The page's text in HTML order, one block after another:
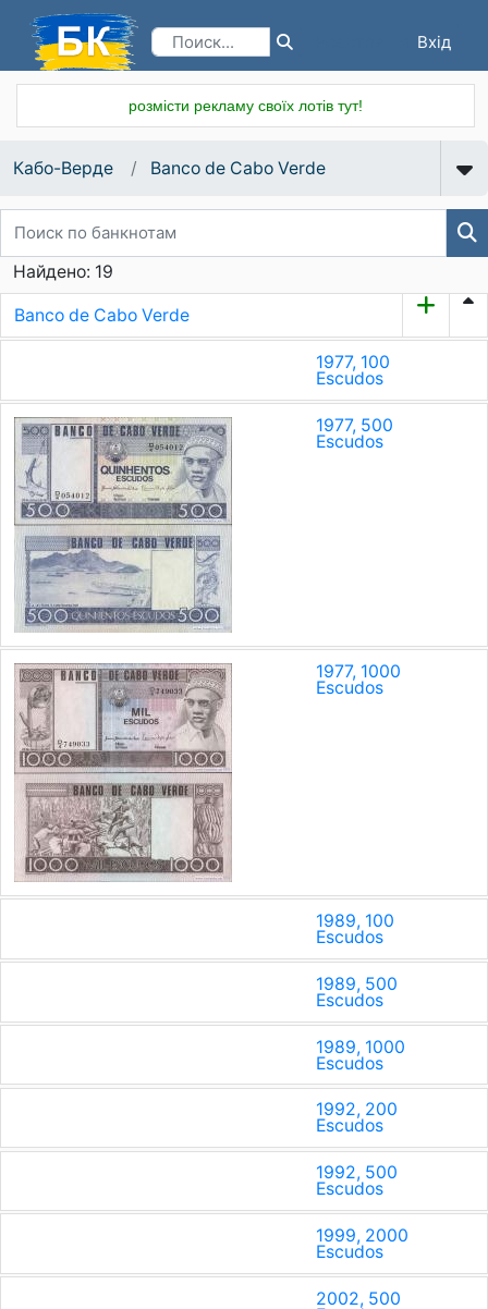
Вхід
розмісти рекламу своїх лотів тут!
Кабо-Верде Banco de Cabo Verde
Найдено: 19
Banco de Cabo Verde
1977, 100
Escudos
1977, 500
Escudos
1977, 1000
Escudos
1989, 100
Escudos
1989, 500
Escudos
1989, 1000
Escudos
1992, 200
Escudos
1992, 500
Escudos
1999, 2000
Escudos
2002, 500